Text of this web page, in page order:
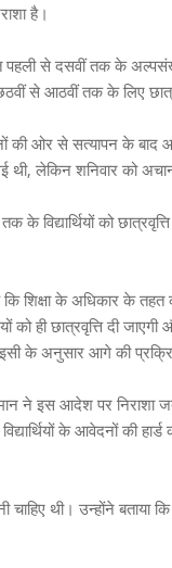
है।
से दसवीं तक के
छठवीं से आठवीं तक के लिए
ओर से सत्यापन के बाद
थी, लेकिन शनिवार को
विद्यार्थियों को
शिक्षा के अधिकार के तहत
को ही छात्रवृत्ति
के अनुसार आगे की
ने इस आदेश पर निराशा
के आवेदनों की
चाहिए थी। उन्होंने बताया